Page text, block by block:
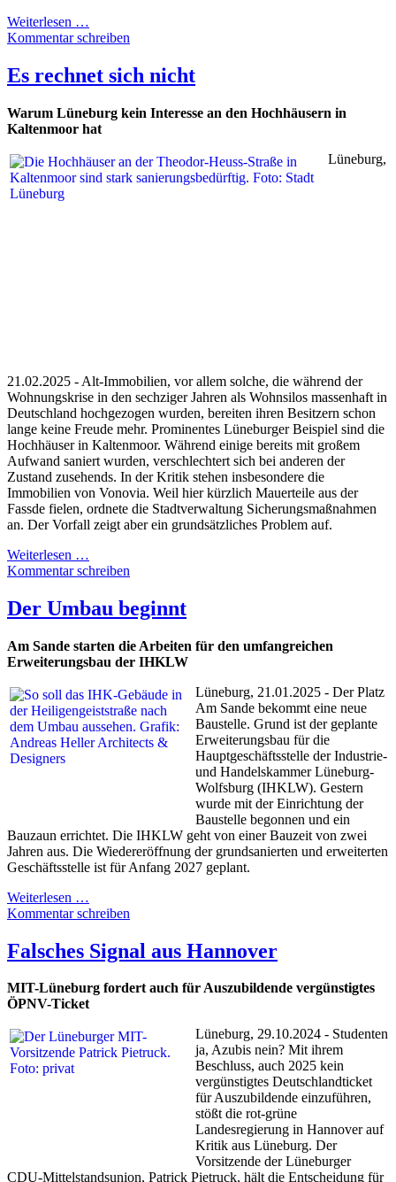
Weiterlesen …
Kommentar schreiben
Es rechnet sich nicht
Warum Lüneburg kein Interesse an den Hochhäusern in
Kaltenmoor hat
Lüneburg,
21.02.2025 - Alt-Immobilien, vor allem solche, die während der
Wohnungskrise in den sechziger Jahren als Wohnsilos massenhaft in
Deutschland hochgezogen wurden, bereiten ihren Besitzern schon
lange keine Freude mehr. Prominentes Lüneburger Beispiel sind die
Hochhäuser in Kaltenmoor. Während einige bereits mit großem
Aufwand saniert wurden, verschlechtert sich bei anderen der
Zustand zusehends. In der Kritik stehen insbesondere die
Immobilien von Vonovia. Weil hier kürzlich Mauerteile aus der
Fassde fielen, ordnete die Stadtverwaltung Sicherungsmaßnahmen
an. Der Vorfall zeigt aber ein grundsätzliches Problem auf.
Weiterlesen …
Kommentar schreiben
Der Umbau beginnt
Am Sande starten die Arbeiten für den umfangreichen
Erweiterungsbau der IHKLW
Lüneburg, 21.01.2025 - Der Platz
Am Sande bekommt eine neue
Baustelle. Grund ist der geplante
Erweiterungsbau für die
Hauptgeschäftsstelle der Industrie-
und Handelskammer Lüneburg-
Wolfsburg (IHKLW). Gestern
wurde mit der Einrichtung der
Baustelle begonnen und ein
Bauzaun errichtet. Die IHKLW geht von einer Bauzeit von zwei
Jahren aus. Die Wiedereröffnung der grundsanierten und erweiterten
Geschäftsstelle ist für Anfang 2027 geplant.
Weiterlesen …
Kommentar schreiben
Falsches Signal aus Hannover
MIT-Lüneburg fordert auch für Auszubildende vergünstigtes
ÖPNV-Ticket
Lüneburg, 29.10.2024 - Studenten
ja, Azubis nein? Mit ihrem
Beschluss, auch 2025 kein
vergünstigtes Deutschlandticket
für Auszubildende einzuführen,
stößt die rot-grüne
Landesregierung in Hannover auf
Kritik aus Lüneburg. Der
Vorsitzende der Lüneburger
CDU-Mittelstandsunion, Patrick Pietruck, hält die Entscheidung für